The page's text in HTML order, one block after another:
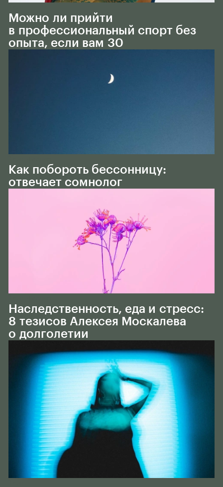
Можно ли прийти
в профессиональный спорт без
опыта, если вам 30
Как побороть бессонницу:
отвечает сомнолог
Наследственность, еда и стресс:
8 тезисов Алексея Москалева
о долголетии